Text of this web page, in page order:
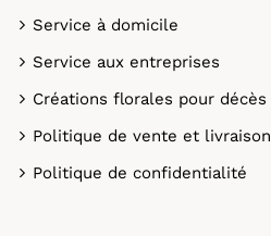
Service à domicile
Service aux entreprises
Créations florales pour décès
Politique de vente et livraison
Politique de confidentialité